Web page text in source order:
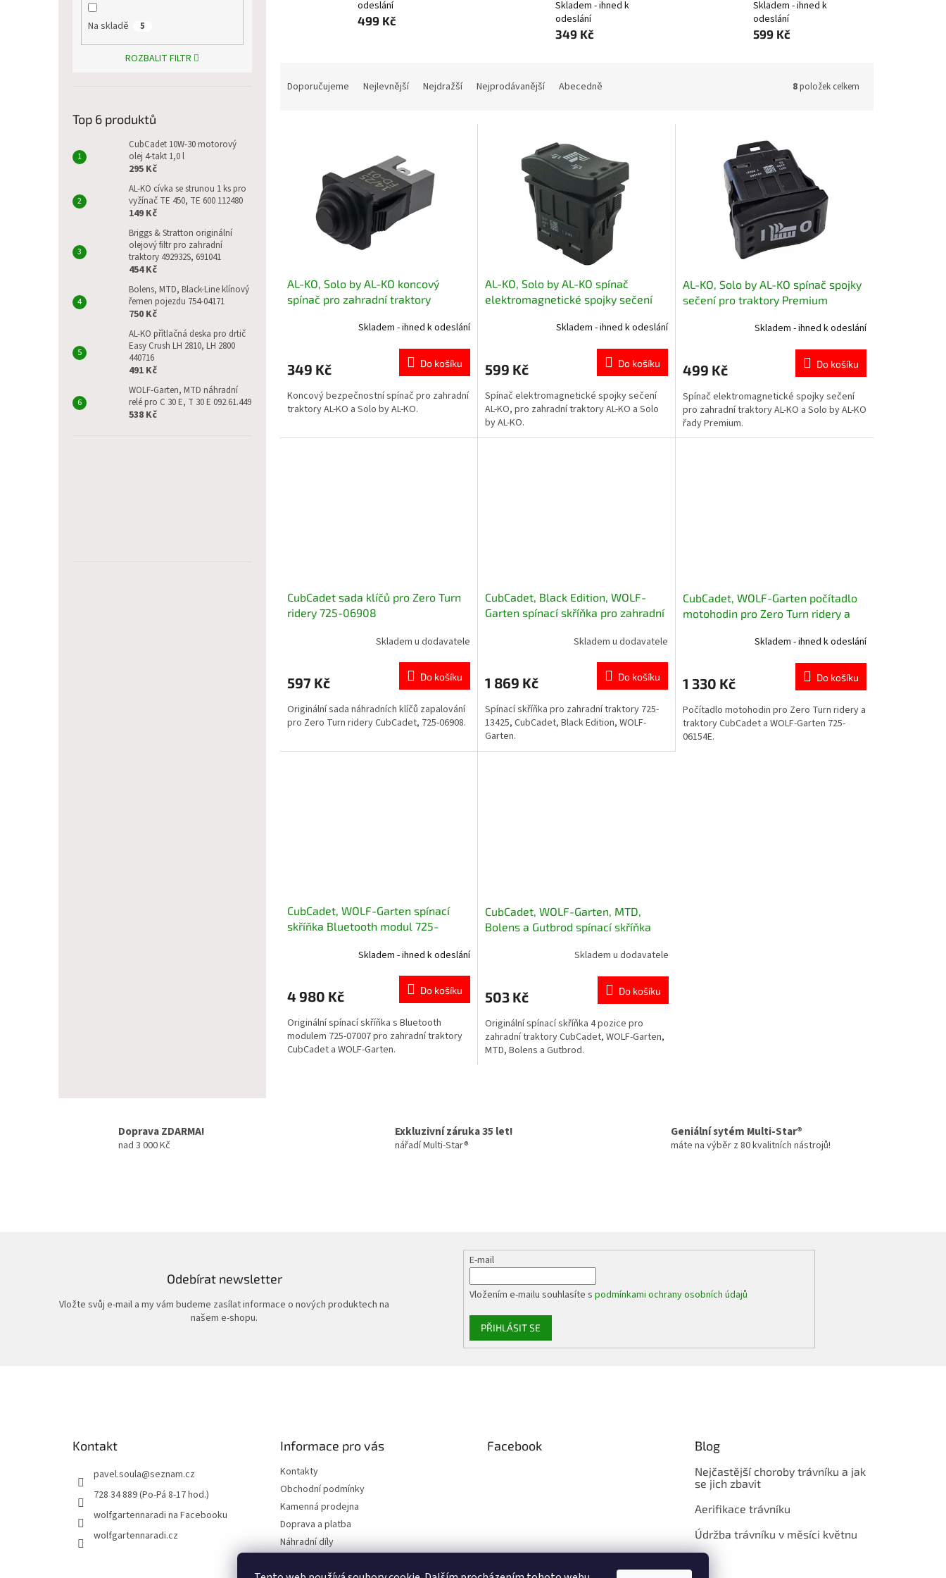
Na skladě 5
ROZBALIT FILTR
Top 6 produktů
CubCadet 10W-30 motorový
olej 4-takt 1,0 l
295 Kč
AL-KO cívka se strunou 1 ks pro
vyžínač TE 450, TE 600 112480
149 Kč
Briggs & Stratton originální
olejový filtr pro zahradní
traktory 492932S, 691041
454 Kč
Bolens, MTD, Black-Line klínový
řemen pojezdu 754-04171
750 Kč
AL-KO přítlačná deska pro drtič
Easy Crush LH 2810, LH 2800
440716
491 Kč
WOLF-Garten, MTD náhradní
relé pro C 30 E, T 30 E 092.61.449
538 Kč
odeslání
499 Kč
Skladem - ihned k
odeslání
349 Kč
Skladem - ihned k
odeslání
599 Kč
Doporučujeme Nejlevnější Nejdražší Nejprodávanější Abecedně 8položek celkem
AL-KO, Solo by AL-KO koncový
spínač pro zahradní traktory
Skladem - ihned k odeslání
349 Kč Do košíku
Koncový bezpečnostní spínač pro zahradní
traktory AL-KO a Solo by AL-KO.
AL-KO, Solo by AL-KO spínač
elektromagnetické spojky sečení
Skladem - ihned k odeslání
599 Kč Do košíku
Spínač elektromagnetické spojky sečení
AL-KO, pro zahradní traktory AL-KO a Solo
by AL-KO.
AL-KO, Solo by AL-KO spínač spojky
sečení pro traktory Premium
Skladem - ihned k odeslání
499 Kč Do košíku
Spínač elektromagnetické spojky sečení
pro zahradní traktory AL-KO a Solo by AL-KO
řady Premium.
CubCadet sada klíčů pro Zero Turn
ridery 725-06908
Skladem u dodavatele
597 Kč Do košíku
Originální sada náhradních klíčů zapalování
pro Zero Turn ridery CubCadet, 725-06908.
CubCadet, Black Edition, WOLF-
Garten spínací skříňka pro zahradní
Skladem u dodavatele
1 869 Kč Do košíku
Spínací skříňka pro zahradní traktory 725-
13425, CubCadet, Black Edition, WOLF-
Garten.
CubCadet, WOLF-Garten počítadlo
motohodin pro Zero Turn ridery a
Skladem - ihned k odeslání
1 330 Kč Do košíku
Počítadlo motohodin pro Zero Turn ridery a
traktory CubCadet a WOLF-Garten 725-
06154E.
CubCadet, WOLF-Garten spínací
skříňka Bluetooth modul 725-
Skladem - ihned k odeslání
4 980 Kč Do košíku
Originální spínací skříňka s Bluetooth
modulem 725-07007 pro zahradní traktory
CubCadet a WOLF-Garten.
CubCadet, WOLF-Garten, MTD,
Bolens a Gutbrod spínací skříňka
Skladem u dodavatele
503 Kč Do košíku
Originální spínací skříňka 4 pozice pro
zahradní traktory CubCadet, WOLF-Garten,
MTD, Bolens a Gutbrod.
ý
p
i
Doprava ZDARMA!
nad 3 000 Kč
Exkluzivní záruka 35 let!
nářadí Multi-Star®
Geniální sytém Multi-Star®
máte na výběr z 80 kvalitních nástrojů!
Odebírat newsletter
Vložte svůj e-mail a my vám budeme zasílat informace o nových produktech na
našem e-shopu.
E-mail
Vložením e-mailu souhlasíte spodmínkami ochrany osobních údajů
PŘIHLÁSIT SE
Kontakt
pavel.soula@seznam.cz
728 34 889 (Po-Pá 8-17 hod.)
wolfgartennaradi na Facebooku
wolfgartennaradi.cz
Informace pro vás
Kontakty
Obchodní podmínky
Kamenná prodejna
Doprava a platba
Náhradní díly
Facebook Blog
Nejčastější choroby trávníku a jak
se jich zbavit
Aerifikace trávníku
Údržba trávníku v měsíci květnu